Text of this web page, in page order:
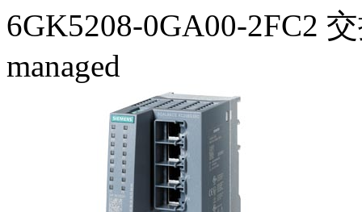
6GK5208-0GA00-2FC2
managed